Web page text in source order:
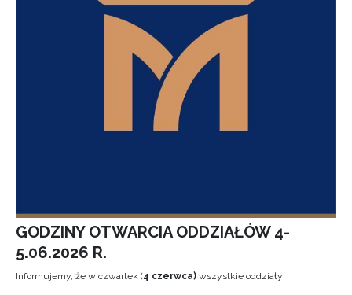
GODZINY OTWARCIA ODDZIAŁÓW 4-
5.06.2026 R.
Informujemy, że w czwartek (4 czerwca) wszystkie oddziały